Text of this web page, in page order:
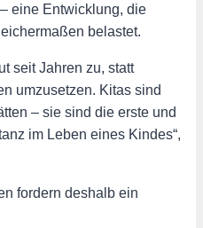
eine Entwicklung, die
belastet.
seit Jahren zu, statt
umzusetzen. Kitas sind
– sie sind die erste und
im Leben eines Kindes“,
fordern deshalb ein